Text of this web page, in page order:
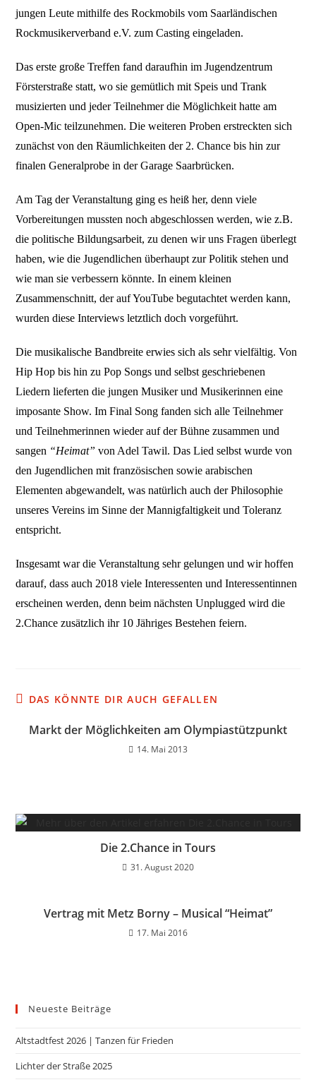
jungen Leute mithilfe des Rockmobils vom Saarländischen
Rockmusikerverband e.V. zum Casting eingeladen.
Das erste große Treffen fand daraufhin im Jugendzentrum
Försterstraße statt, wo sie gemütlich mit Speis und Trank
musizierten und jeder Teilnehmer die Möglichkeit hatte am
Open-Mic teilzunehmen. Die weiteren Proben erstreckten sich
zunächst von den Räumlichkeiten der 2. Chance bis hin zur
finalen Generalprobe in der Garage Saarbrücken.
Am Tag der Veranstaltung ging es heiß her, denn viele
Vorbereitungen mussten noch abgeschlossen werden, wie z.B.
die politische Bildungsarbeit, zu denen wir uns Fragen überlegt
haben, wie die Jugendlichen überhaupt zur Politik stehen und
wie man sie verbessern könnte. In einem kleinen
Zusammenschnitt, der auf YouTube begutachtet werden kann,
wurden diese Interviews letztlich doch vorgeführt.
Die musikalische Bandbreite erwies sich als sehr vielfältig. Von
Hip Hop bis hin zu Pop Songs und selbst geschriebenen
Liedern lieferten die jungen Musiker und Musikerinnen eine
imposante Show. Im Final Song fanden sich alle Teilnehmer
und Teilnehmerinnen wieder auf der Bühne zusammen und
sangen “Heimat”von Adel Tawil. Das Lied selbst wurde von
den Jugendlichen mit französischen sowie arabischen
Elementen abgewandelt, was natürlich auch der Philosophie
unseres Vereins im Sinne der Mannigfaltigkeit und Toleranz
entspricht.
Insgesamt war die Veranstaltung sehr gelungen und wir hoffen
darauf, dass auch 2018 viele Interessenten und Interessentinnen
erscheinen werden, denn beim nächsten Unplugged wird die
2.Chance zusätzlich ihr 10 Jähriges Bestehen feiern.
DAS KÖNNTE DIR AUCH GEFALLEN
Markt der Möglichkeiten am Olympiastützpunkt
14. Mai 2013
Die 2.Chance in Tours
31. August 2020
Vertrag mit Metz Borny – Musical “Heimat”
17. Mai 2016
Neueste Beiträge
Altstadtfest 2026 | Tanzen für Frieden
Lichter der Straße 2025